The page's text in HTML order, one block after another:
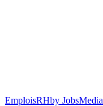
EmploisRHby JobsMedia